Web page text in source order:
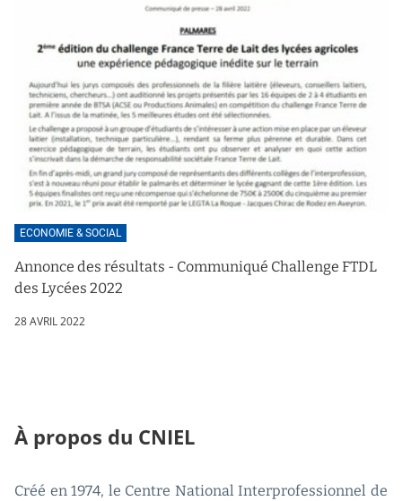
ECONOMIE & SOCIAL
Annonce des résultats - Communiqué Challenge FTDL
des Lycées 2022
28 AVRIL 2022
À propos du CNIEL
Créé en 1974, le Centre National Interprofessionnel de